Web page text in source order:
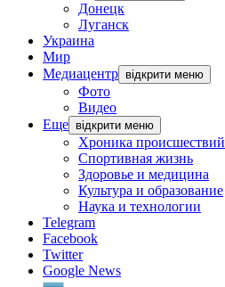
Донецк
Луганск
Украина
Мир
Медиацентр відкрити меню
Фото
Видео
Еще відкрити меню
Хроника происшествий
Спортивная жизнь
Здоровье и медицина
Культура и образование
Наука и технологии
Telegram
Facebook
Twitter
Google News